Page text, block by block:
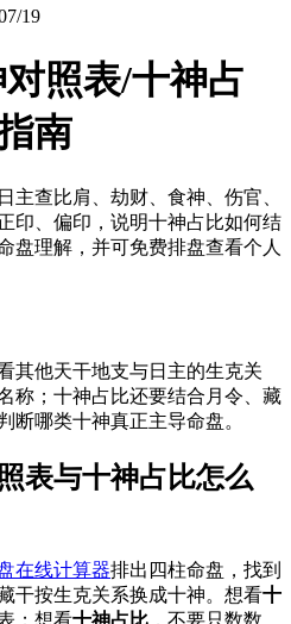
19
照表/十神占
南
主查比肩、劫财、食神、伤官、
印、偏印，说明十神占比如何结
盘理解，并可免费排盘查看个人
其他天干地支与日主的生克关
称；十神占比还要结合月令、藏
断哪类十神真正主导命盘。
表与十神占比怎么
在线计算器排出四柱命盘，找到
干按生克关系换成十神。想看十
；想看十神占比 ，不要只数数